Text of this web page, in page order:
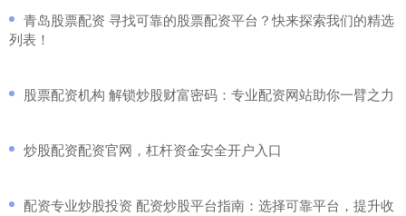
​青岛股票配资 寻找可靠的股票配资平台？快来探索我们的精选
列表！
​股票配资机构 解锁炒股财富密码：专业配资网站助你一臂之力
​炒股配资配资官网，杠杆资金安全开户入口
​配资专业炒股投资 配资炒股平台指南：选择可靠平台，提升收